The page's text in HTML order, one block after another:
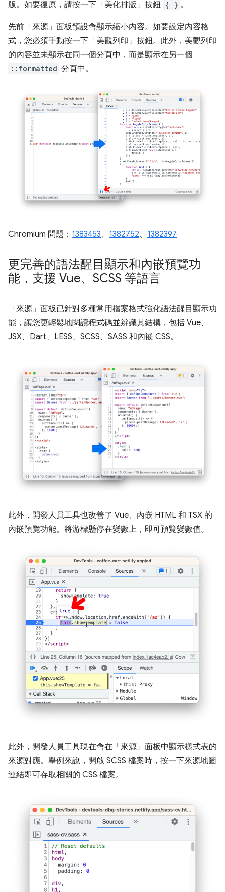
版。如要復原，請按一下「美化排版」 按鈕 { } 。
先前「來源」 面板預設會顯示縮小內容。如要設定內容格
式，您必須手動按一下「美觀列印」按鈕。此外，美觀列印
的內容並未顯示在同一個分頁中，而是顯示在另一個
::formatted 分頁中。
Chromium 問題： 1383453、 1382752、 1382397
更完善的語法醒目顯示和內嵌預覽功
能，支援 Vue、SCSS 等語言
「來源」 面板已針對多種常用檔案格式強化語法醒目顯示功
能，讓您更輕鬆地閱讀程式碼並辨識其結構，包括 Vue、
JSX、Dart、LESS、SCSS、SASS 和內嵌 CSS。
此外，開發人員工具也改善了 Vue、內嵌 HTML 和 TSX 的
內嵌預覽功能。將游標懸停在變數上，即可預覽變數值。
此外，開發人員工具現在會在「來源」 面板中顯示樣式表的
來源對應。舉例來說，開啟 SCSS 檔案時，按一下來源地圖
連結即可存取相關的 CSS 檔案。